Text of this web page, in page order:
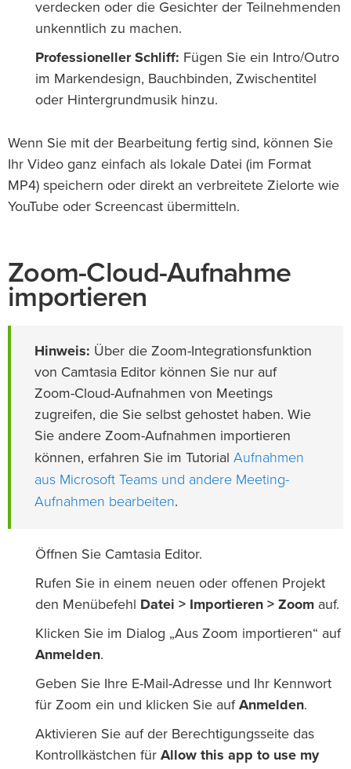
verdecken oder die Gesichter der Teilnehmenden
unkenntlich zu machen.
Professioneller Schliff: Fügen Sie ein Intro/Outro
im Markendesign, Bauchbinden, Zwischentitel
oder Hintergrundmusik hinzu.
Wenn Sie mit der Bearbeitung fertig sind, können Sie
Ihr Video ganz einfach als lokale Datei (im Format
MP4) speichern oder direkt an verbreitete Zielorte wie
YouTube oder Screencast übermitteln.
Zoom-Cloud-Aufnahme
importieren
Hinweis: Über die Zoom-Integrationsfunktion
von Camtasia Editor können Sie nur auf
Zoom-Cloud-Aufnahmen von Meetings
zugreifen, die Sie selbst gehostet haben. Wie
Sie andere Zoom-Aufnahmen importieren
können, erfahren Sie im Tutorial Aufnahmen
aus Microsoft Teams und andere Meeting-
Aufnahmen bearbeiten.
Öffnen Sie Camtasia Editor.
Rufen Sie in einem neuen oder offenen Projekt
den Menübefehl
Datei > Importieren > Zoom auf.
Klicken Sie im Dialog „Aus Zoom importieren“ auf
Anmelden.
Geben Sie Ihre E-Mail-Adresse und Ihr Kennwort
für Zoom ein und klicken Sie auf Anmelden.
Aktivieren Sie auf der Berechtigungsseite das
Kontrollkästchen für Allow this app to use my